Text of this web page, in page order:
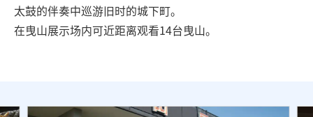
太鼓的伴奏中巡游旧时的城下町。
在曳山展示场内可近距离观看14台曳山。